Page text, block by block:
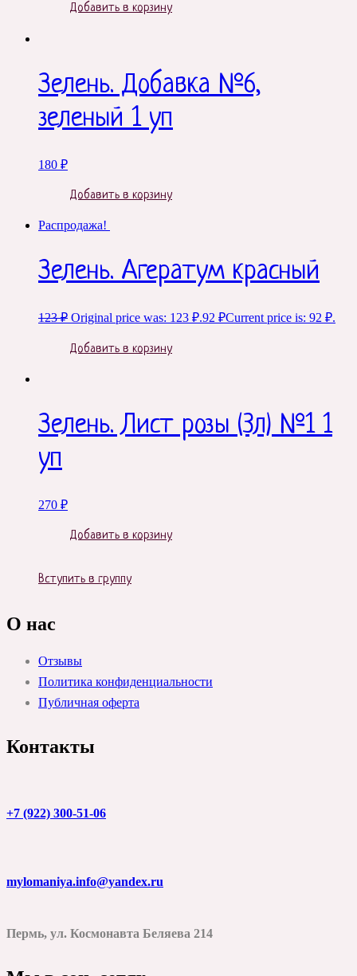
Добавить в корзину
Зелень. Добавка №6,
зеленый 1 уп
180 ₽
Добавить в корзину
Распродажа!
Зелень. Агератум красный
123₽ Original price was: 123 ₽.92 ₽Current price is: 92 ₽.
Добавить в корзину
Зелень. Лист розы (3л) №1 1
уп
270 ₽
Добавить в корзину
Вступить в группу
О нас
Отзывы
Политика конфиденциальности
Публичная оферта
Контакты
+7 (922) 300-51-06
mylomaniya.info@yandex.ru
Пермь, ул. Космонавта Беляева 214